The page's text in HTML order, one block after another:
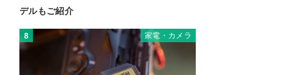
デルもご紹介
8 家電・カメラ